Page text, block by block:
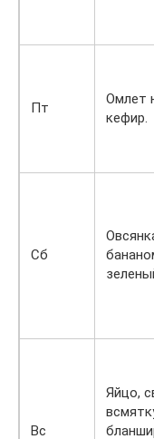
Пт
Омлет
кефир.
Сб
Вс
Яйцо,